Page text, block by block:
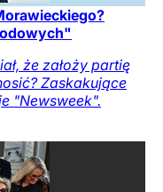
że założy partię
Zaskakujące
"Newsweek".